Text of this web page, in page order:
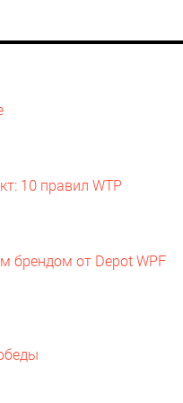
10 правил WTP
брендом от Depot WPF